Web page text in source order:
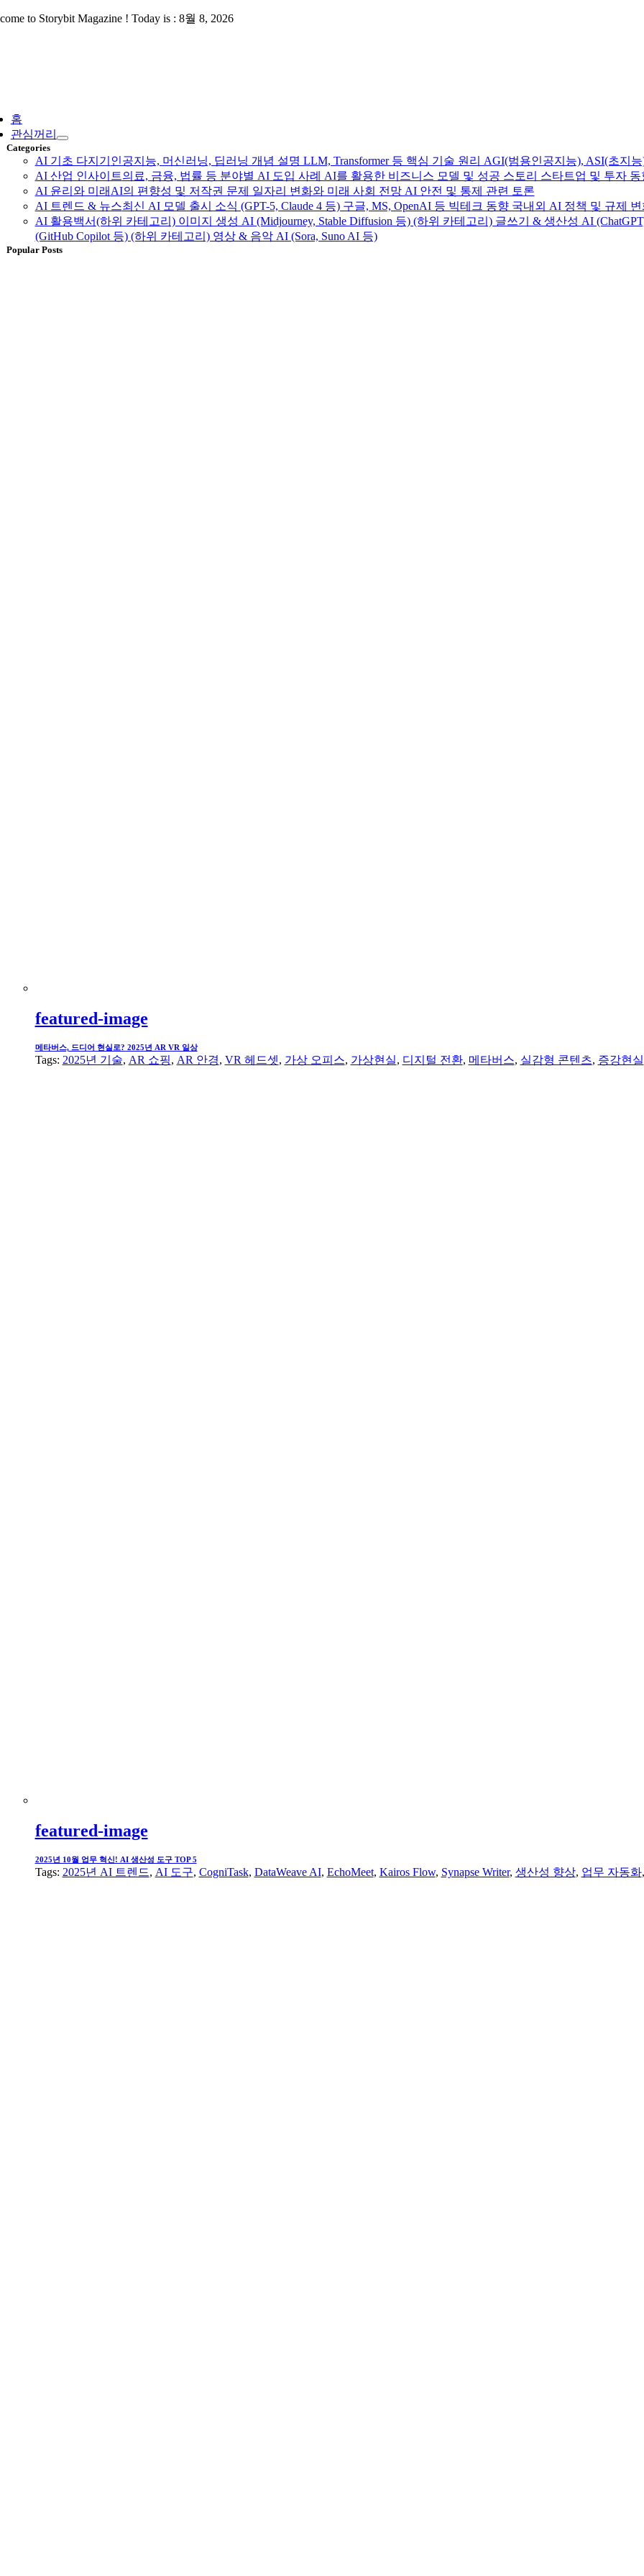
Skip to Storybit Magazine ! Today is : 8월 8, 2026
홈
관심꺼리
Categories
AI 기초 다지기 인공지능, 머신러닝, 딥러닝 개념 설명 LLM, Transformer 등 핵심 기술 원리 AGI(범용인공지능), ASI(초지
AI 산업 인사이트의료, 금융, 법률 등 분야별 AI 도입 사례 AI를 활용한 비즈니스 모델 및 성공 스토리 스타트업 및 투자 동
AI 윤리와 미래 AI의 편향성 및 저작권 문제 일자리 변화와 미래 사회 전망 AI 안전 및 통제 관련 토론
AI 트렌드 & 뉴스최신 AI 모델 출시 소식 (GPT-5, Claude 4 등) 구글, MS, OpenAI 등 빅테크 동향 국내외 AI 정책 및 규제 변
AI 활용백서(하위 카테고리) 이미지 생성 AI (Midjourney, Stable Diffusion 등) (하위 카테고리) 글쓰기 & 생산성 AI
(GitHub Copilot 등) (하위 카테고리) 영상 & 음악 AI (Sora, Suno AI 등)
Popular Posts
featured-image
메타버스, 드디어 현실로? 2025년 AR VR 일상
Tags: 2025년 기술, AR 쇼핑, AR 안경, VR 헤드셋, 가상 오피스, 가상현실, 디지털 전환, 메타버스, 실감형 콘텐츠, 증강현실
featured-image
2025년 10월 업무 혁신! AI 생산성 도구 TOP 5
Tags: 2025년 AI 트렌드, AI 도구, CogniTask, DataWeave AI, EchoMeet, Kairos Flow, Synapse Writer, 생산성 향상, 업무 자동화,